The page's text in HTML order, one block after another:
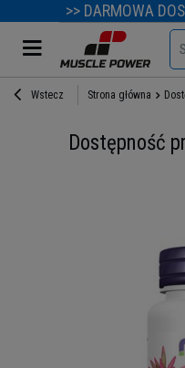
>> DARMOWA
Wstecz Strona główna
Dostępność